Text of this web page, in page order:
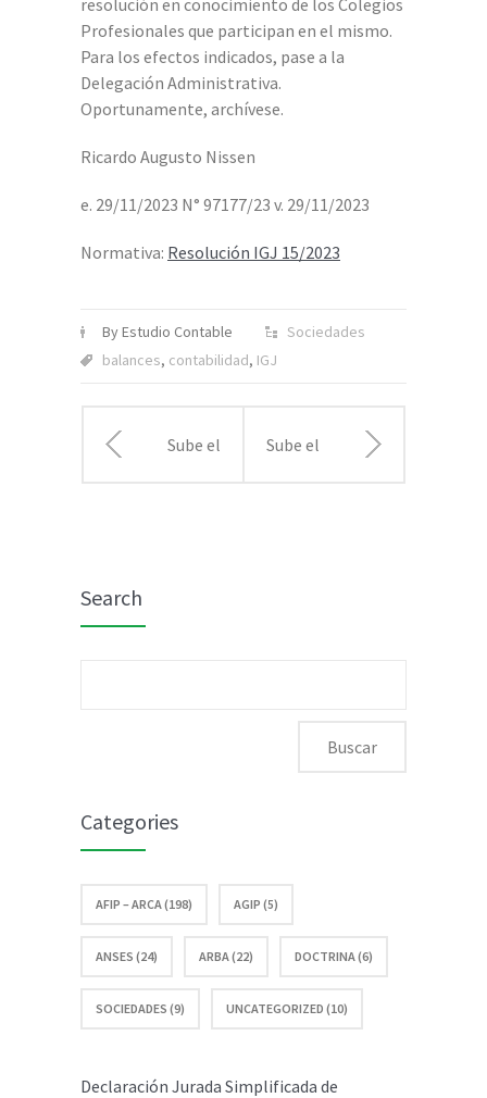
resolución en conocimiento de los Colegios
Profesionales que participan en el mismo.
Para los efectos indicados, pase a la
Delegación Administrativa.
Oportunamente, archívese.
Ricardo Augusto Nissen
e. 29/11/2023 N° 97177/23 v. 29/11/2023
Normativa: Resolución IGJ 15/2023
By Estudio Contable
Sociedades
balances, contabilidad, IGJ
Sube el Sube el
Search
Categories
AFIP – ARCA (198) AGIP (5)
ANSES (24) ARBA (22) DOCTRINA (6)
SOCIEDADES (9) UNCATEGORIZED (10)
Declaración Jurada Simplificada de